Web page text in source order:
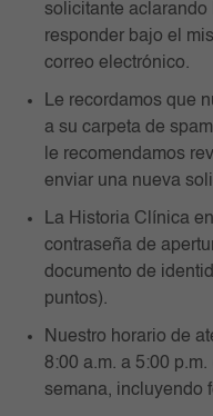
solicitante aclarando
responder bajo el
correo electrónico.
Le recordamos que
a su carpeta de
le recomendamos
enviar una nueva
La Historia Clínica
contraseña de
documento de
puntos).
Nuestro horario de
8:00 a.m. a 5:00
semana, incluyendo